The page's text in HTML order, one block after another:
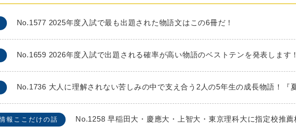
No.1577 2025年度入試で最も出題された物語文はこの6冊だ！
No.1659 2026年度入試で出題される確率が高い物語のベストテンを発表します！
No.1736 大人に理解されない苦しみの中で支え合う2人の5年生の成長物語！『
報ここだけの話 No.1258 早稲田大・慶應大・上智大・東京理科大に指定校推薦